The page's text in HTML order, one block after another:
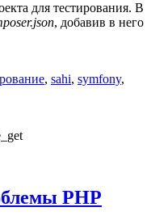
для тестирования. В
, добавив в него
, sahi, symfony,
PHP